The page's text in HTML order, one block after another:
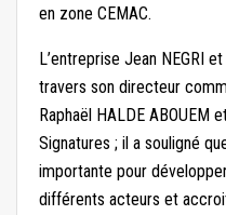
en zone CEMAC.
L’entreprise Jean NEGRI
travers son directeur
Raphaël HALDE ABOUEM
Signatures ; il a souligné
importante pour
différents acteurs et